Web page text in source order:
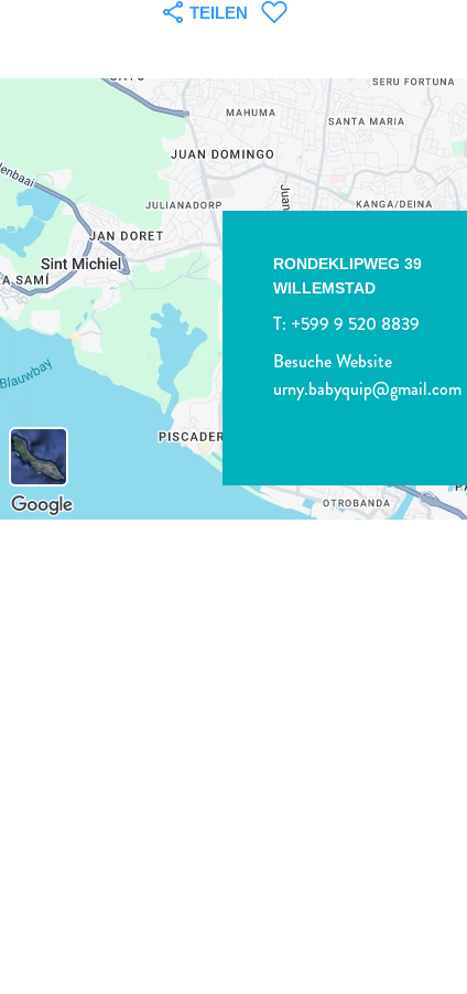
TEILEN
RONDEKLIPWEG 39
WILLEMSTAD
T: +599 9 520 8839
Besuche Website
urny.babyquip@gmail.com